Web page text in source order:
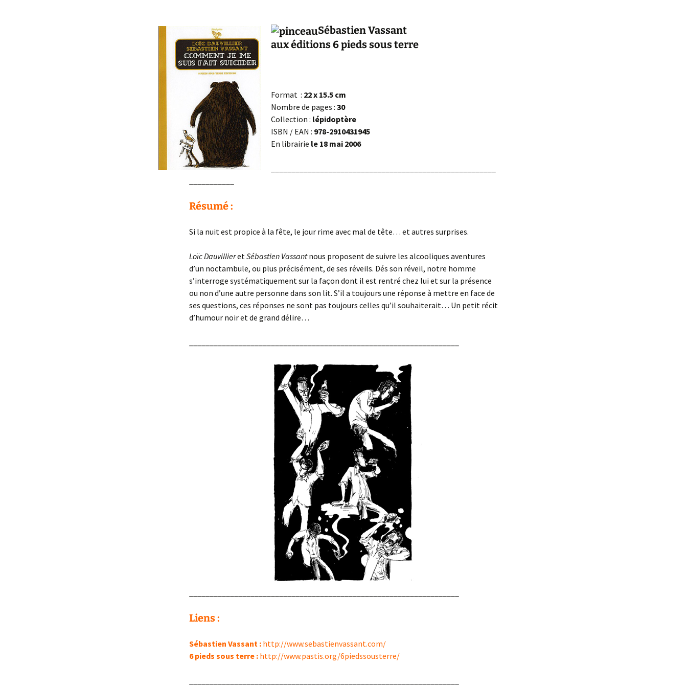
Sébastien Vassant
aux éditions 6 pieds sous terre
Format : 22 x 15.5 cm
Nombre de pages : 30
Collection : lépidoptère
ISBN / EAN : 978-2910431945
En librairie le 18 mai 2006
Résumé :
Si la nuit est propice à la fête, le jour rime avec mal de tête… et autres surprises.
Loïc Dauvillieret Sébastien Vassantnous proposent de suivre les alcooliques aventures
d’un noctambule, ou plus précisément, de ses réveils. Dés son réveil, notre homme
s’interroge systématiquement sur la façon dont il est rentré chez lui et sur la présence
ou non d’une autre personne dans son lit. S’il a toujours une réponse à mettre en face de
ses questions, ces réponses ne sont pas toujours celles qu’il souhaiterait… Un petit récit
d’humour noir et de grand délire…
Liens :
Sébastien Vassant : http://www.sebastienvassant.com/
6 pieds sous terre : http://www.pastis.org/6piedssousterre/